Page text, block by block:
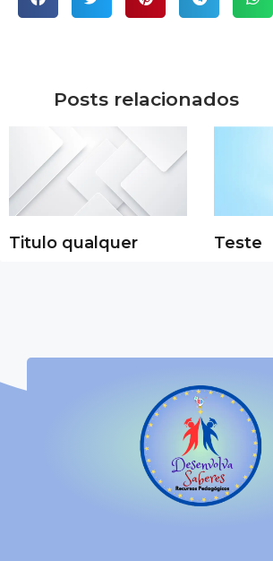
Posts relacionados
Titulo qualquer Teste